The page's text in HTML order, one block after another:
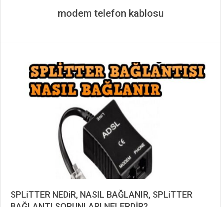
modem telefon kablosu
SPLiTTER NEDiR, NASIL BAĞLANIR, SPLiTTER